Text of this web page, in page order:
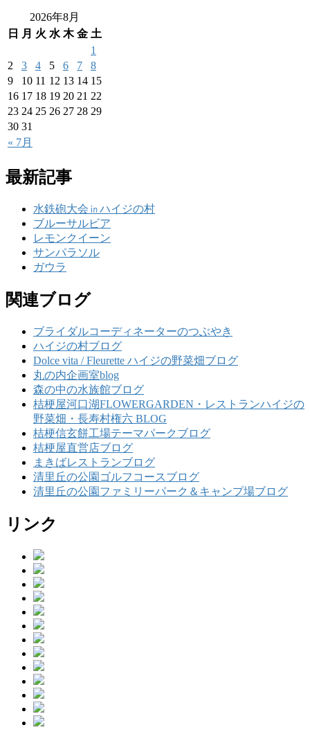
2026年8月
日
月 火 水 木 金 土
« 7月
1
2
3 4 5 6 7
8
9
10 11 12 13 14 15
16 17 18 19 20 21 22
23 24 25 26 27 28 29
30 31
最新記事
水鉄砲大会㏌ハイジの村
ブルーサルビア
レモンクイーン
サンパラソル
ガウラ
関連ブログ
ブライダルコーディネーターのつぶやき
ハイジの村ブログ
Dolce vita / Fleurette ハイジの野菜畑ブログ
丸の内企画室blog
森の中の水族館ブログ
桔梗屋河口湖FLOWERGARDEN・レストランハイジの
野菜畑・長寿村権六 BLOG
桔梗信玄餅工場テーマパークブログ
桔梗屋直営店ブログ
まきばレストランブログ
清里丘の公園ゴルフコースブログ
清里丘の公園ファミリーパーク＆キャンプ場ブログ
リンク